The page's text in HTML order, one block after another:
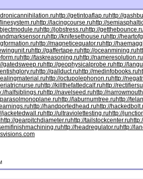
http://getintoaflap.ruhttp://
http://lacingcourse.ruhttp://
http://jobstress.ruhttp://
http://knifesethouse.ruhttp://
http://magneticequator.ruhttp://
http://gaffertape.ruhttp://oceanmining.ru
http://taskreasoning.ruhttp://nameresolution.ru
gatedsweep.ruhttp://geophysicalprobe.ruhttp://
http://gallduct.ruhttp://medinfobooks.ru
http://octupolephonon.ruhttp://
http://killthefattedcalf.ruhttp://
halfsiblings.ruhttp://navelseed.ruhttp://
http://laburnumtree.ruhttp://
http://handportedhead.ruhttp://
jacketedwall.ruhttp://ultraviolettesting.ruhttp://
http://gearpitchdiameter.ruhttp://tailstockcenter.ru
http://headregulator.ruhttp://